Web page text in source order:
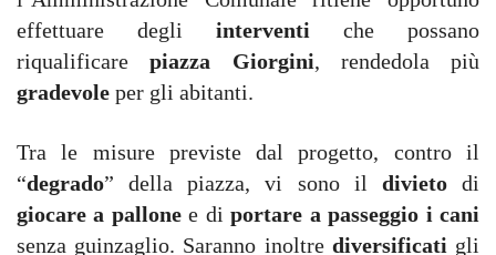
effettuare degli interventi che possano
riqualificare piazza Giorgini, rendedola più
gradevole per gli abitanti.
Tra le misure previste dal progetto, contro il
“degrado” della piazza, vi sono il divietodi
giocare a pallonee diportare a passeggio i cani
senza guinzaglio. Saranno inoltre diversificati gli